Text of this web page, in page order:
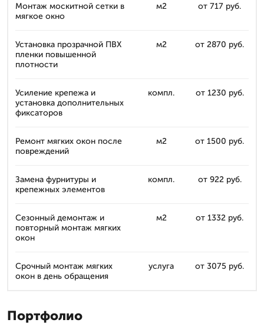
Монтаж москитной сетки в
мягкое окно
м2 от 717 руб.
Установка прозрачной ПВХ
пленки повышенной
плотности
м2 от 2870 руб.
Усиление крепежа и
установка дополнительных
фиксаторов
компл. от 1230 руб.
Ремонт мягких окон после
повреждений
м2 от 1500 руб.
Замена фурнитуры и
крепежных элементов
компл. от 922 руб.
Сезонный демонтаж и
повторный монтаж мягких
окон
м2 от 1332 руб.
Срочный монтаж мягких
окон в день обращения
услуга от 3075 руб.
Портфолио